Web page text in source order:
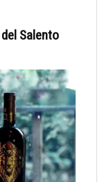
Salento